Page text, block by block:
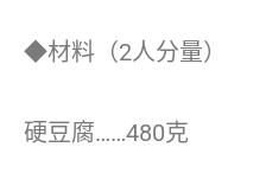
◆材料（2人分量）
硬豆腐……480克